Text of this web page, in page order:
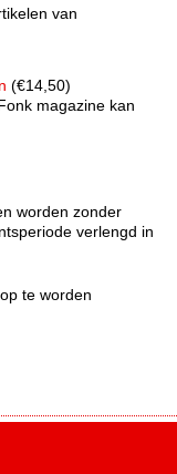
van
(€14,50)
magazine kan
worden zonder
verlengd in
te worden